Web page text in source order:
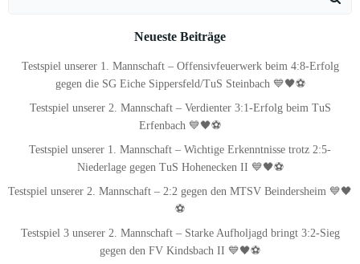
Neueste Beiträge
Testspiel unserer 1. Mannschaft – Offensivfeuerwerk beim 4:8-Erfolg
gegen die SG Eiche Sippersfeld/TuS Steinbach 💙🖤⚽
Testspiel unserer 2. Mannschaft – Verdienter 3:1-Erfolg beim TuS
Erfenbach 💙🖤⚽
Testspiel unserer 1. Mannschaft – Wichtige Erkenntnisse trotz 2:5-
Niederlage gegen TuS Hohenecken II 💙🖤⚽
Testspiel unserer 2. Mannschaft – 2:2 gegen den MTSV Beindersheim 💙🖤
⚽
Testspiel 3 unserer 2. Mannschaft – Starke Aufholjagd bringt 3:2-Sieg
gegen den FV Kindsbach II 💙🖤⚽